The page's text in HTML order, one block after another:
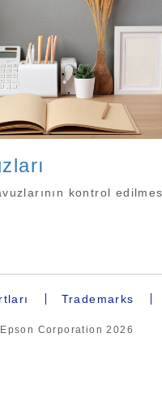
kontrol
Trademarks
Corporation2026